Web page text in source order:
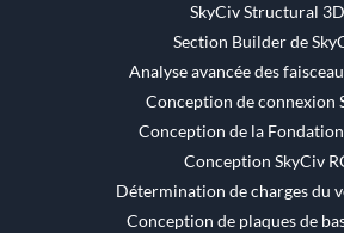
SkyCiv Structural 3D
Section Builder de
Analyse avancée des
Conception de connexion
Conception de la
Conception SkyCiv
Détermination de charges du
Conception de plaques de